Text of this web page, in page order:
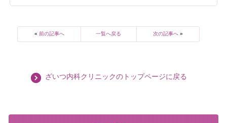
« 前の記事へ 一覧へ戻る 次の記事へ»
ざいつ内科クリニックのトップページに戻る